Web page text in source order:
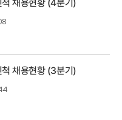
채용현황 (4분기)
채용현황 (3분기)